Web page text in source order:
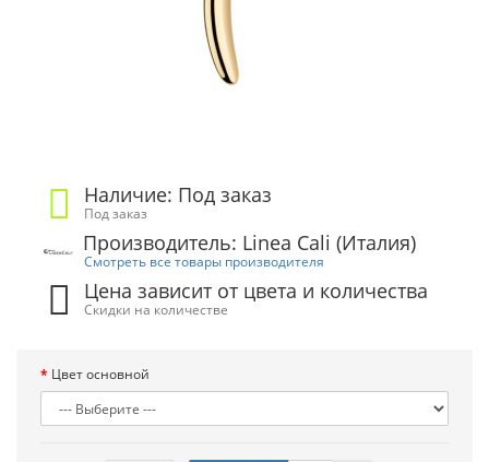
Наличие: Под заказ
Под заказ
Производитель: Linea Cali (Италия)
Смотреть все товары производителя
Цена зависит от цвета и количества
Скидки на количестве
Цвет основной